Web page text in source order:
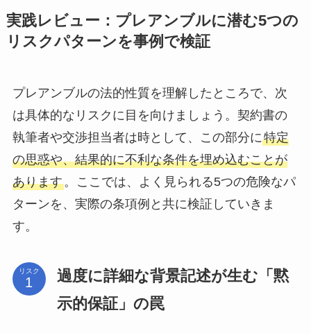
実践レビュー：プレアンブルに潜む5つの
リスクパターンを事例で検証
プレアンブルの法的性質を理解したところで、次
は具体的なリスクに目を向けましょう。契約書の
執筆者や交渉担当者は時として、この部分に特定
の思惑や、結果的に不利な条件を埋め込むことが
あります。ここでは、よく見られる5つの危険なパ
ターンを、実際の条項例と共に検証していきま
す。
リスク
過度に詳細な背景記述が生む「黙
示的保証」の罠